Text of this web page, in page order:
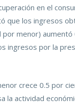
en el
que los ingresos
menor)
por la
crece 0.5 por
actividad